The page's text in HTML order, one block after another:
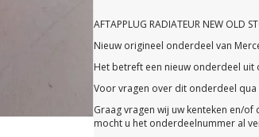
NEW
OLD
AFTAPPLUG RADIATEUR NEW OLD
Nieuw origineel onderdeel van
Het betreft een nieuw onderdeel
Voor vragen over dit onderdeel
Graag vragen wij uw kenteken en/
mocht u het onderdeelnummer al